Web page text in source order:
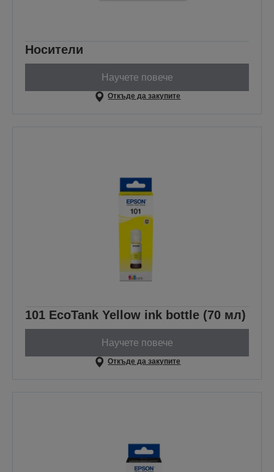
Носители
Научете повече
Откъде да закупите
101 EcoTank Yellow ink bottle (70 мл)
Научете повече
Откъде да закупите